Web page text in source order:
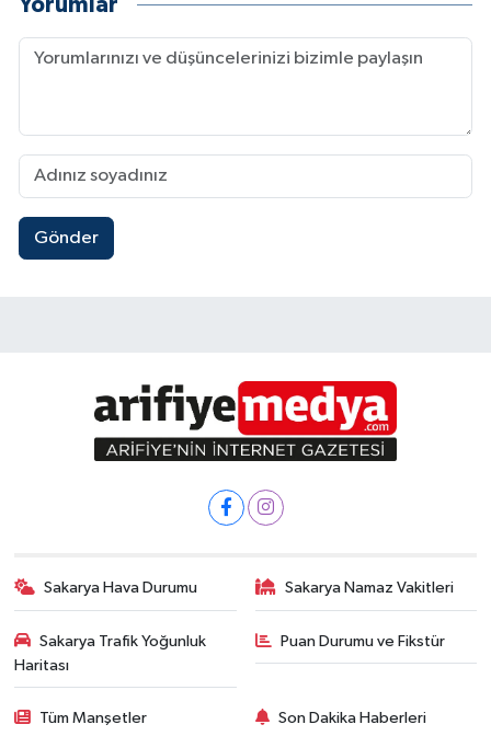
Yorumlar
Gönder
Sakarya Hava Durumu Sakarya Namaz Vakitleri
Sakarya Trafik Yoğunluk
Haritası
Puan Durumu ve Fikstür
Tüm Manşetler Son Dakika Haberleri